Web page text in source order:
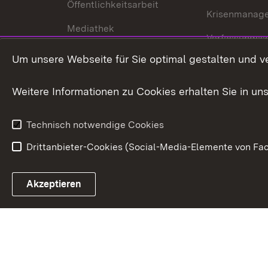
Öffentlichkeitsarbeit
Mediathek
Publikationen
Datenschutz
Link zum Landesportal
Um unsere Webseite für Sie optimal gestalten und
Weitere Informationen zu Cookies erhalten Sie in
Technisch notwendige Cookies
Drittanbieter-Cookies (Social-Media-Elemente von
Akzeptieren